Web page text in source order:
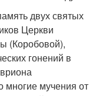
двух святых
Церкви
(Коробовой),
гонений в
многие мучения от